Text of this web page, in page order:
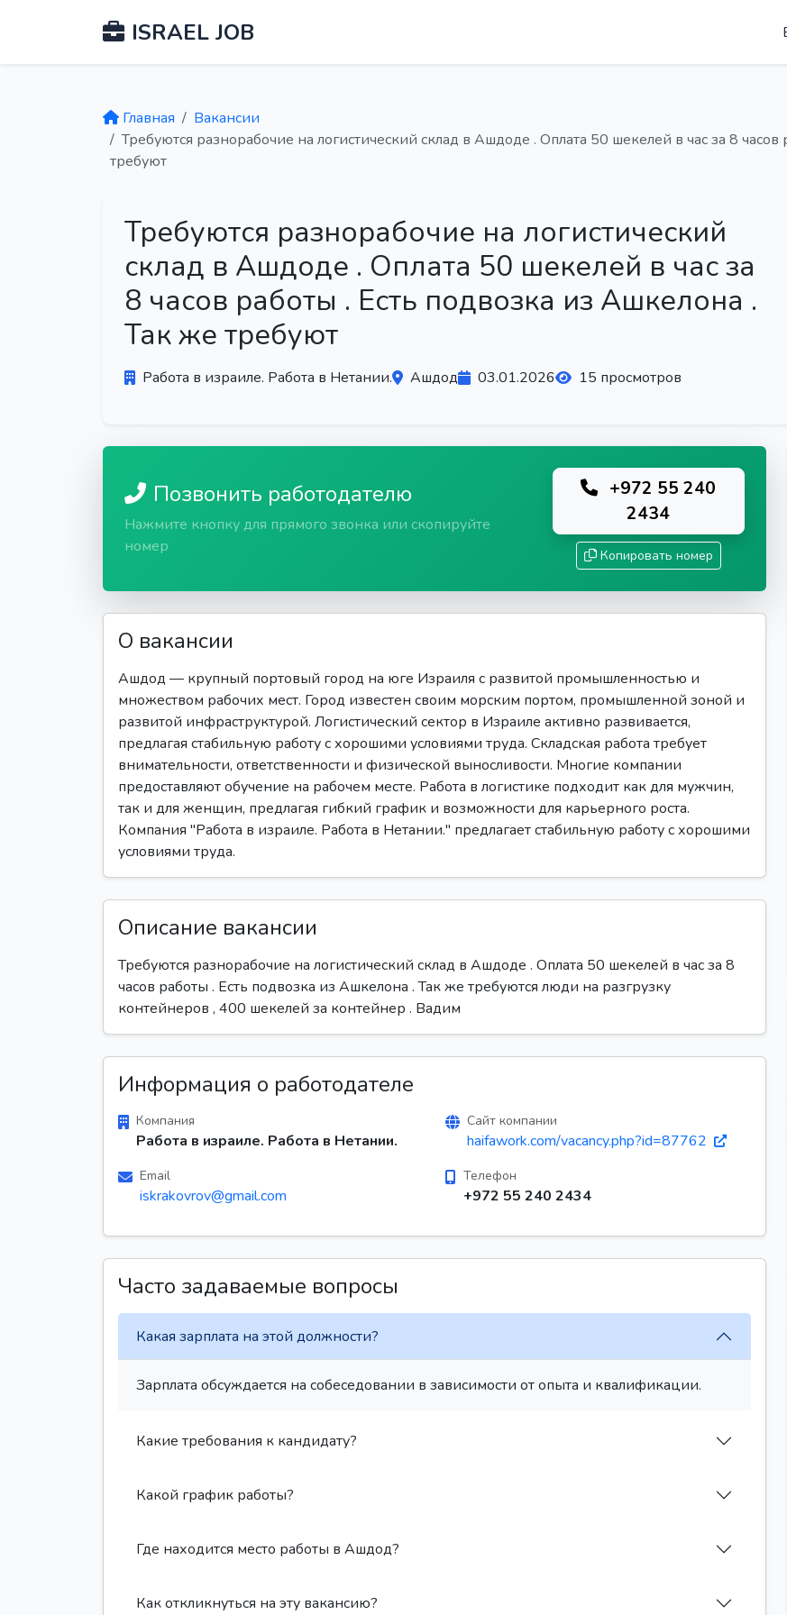
ISRAEL JOB
Главная
Вакансии
Требуются разнорабочие на логистический склад в Ашдоде . Оплата 50 шекелей в час за 8
требуют
Требуются разнорабочие на логистический
склад в Ашдоде . Оплата 50 шекелей в час за
8 часов работы . Есть подвозка из Ашкелона .
Так же требуют
Работа в израиле. Работа в Нетании. Ашдод 03.01.2026 15 просмотров
Позвонить работодателю
Нажмите кнопку для прямого звонка или скопируйте
номер
+972 55 240
2434
Копировать номер
О вакансии
Ашдод — крупный портовый город на юге Израиля с развитой промышленностью и
множеством рабочих мест. Город известен своим морским портом, промышленной зоной и
развитой инфраструктурой. Логистический сектор в Израиле активно развивается,
предлагая стабильную работу с хорошими условиями труда. Складская работа требует
внимательности, ответственности и физической выносливости. Многие компании
предоставляют обучение на рабочем месте. Работа в логистике подходит как для мужчин,
так и для женщин, предлагая гибкий график и возможности для карьерного роста.
Компания "Работа в израиле. Работа в Нетании." предлагает стабильную работу с хорошими
условиями труда.
Описание вакансии
Требуются разнорабочие на логистический склад в Ашдоде . Оплата 50 шекелей в час за 8
часов работы . Есть подвозка из Ашкелона . Так же требуются люди на разгрузку
контейнеров , 400 шекелей за контейнер . Вадим
Информация о работодателе
Компания
Работа в израиле. Работа в Нетании.
Сайт компании
haifawork.com/vacancy.php?id=87762
Email
iskrakovrov@gmail.com
Телефон
+972 55 240 2434
Часто задаваемые вопросы
Какая зарплата на этой должности?
Зарплата обсуждается на собеседовании в зависимости от опыта и квалификации.
Какие требования к кандидату?
Какой график работы?
Где находится место работы в Ашдод?
Как откликнуться на эту вакансию?